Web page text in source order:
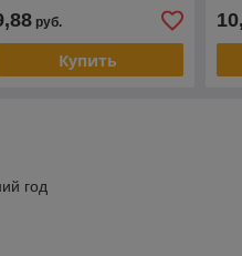
руб.
Купить
год